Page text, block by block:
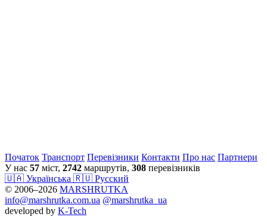
Початок Транспорт Перевiзники Контакти Про нас Партнери
У нас 57 міст, 2742 маршрутів, 308 перевізників
🇺🇦 Українська 🇷🇺 Русский
© 2006–2026 MARSHRUTKA
info@marshrutka.com.ua @marshrutka_ua
developed by K-Tech